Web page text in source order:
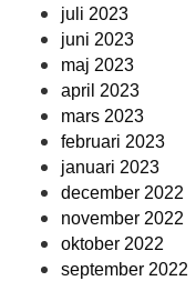
juli 2023
juni 2023
maj 2023
april 2023
mars 2023
februari 2023
januari 2023
december 2022
november 2022
oktober 2022
september 2022